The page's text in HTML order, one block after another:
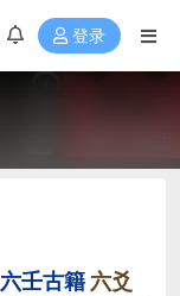
登录
六壬古籍 六爻